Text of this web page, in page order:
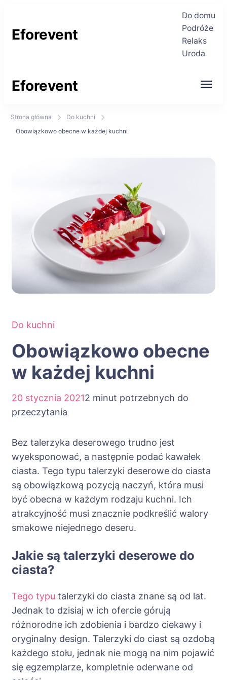
Eforevent
Do domu
Podróże
Relaks
Uroda
Eforevent
Najświeższe informacje
Strona główna
Do kuchni
Obowiązkowo obecne w każdej kuchni
Do kuchni
Obowiązkowo obecne
w każdej kuchni
20 stycznia 20212 minut potrzebnych do
przeczytania
Bez talerzyka deserowego trudno jest
wyeksponować, a następnie podać kawałek
ciasta. Tego typu talerzyki deserowe do ciasta
są obowiązkową pozycją naczyń, która musi
być obecna w każdym rodzaju kuchni. Ich
atrakcyjność musi znacznie podkreślić walory
smakowe niejednego deseru.
Jakie są talerzyki deserowe do
ciasta?
Tego typu talerzyki do ciasta znane są od lat.
Jednak to dzisiaj w ich ofercie górują
różnorodne ich zdobienia i bardzo ciekawy i
oryginalny design. Talerzyki do ciast są ozdobą
każdego stołu, jednak nie mogą na nim pojawić
się egzemplarze, kompletnie oderwane od